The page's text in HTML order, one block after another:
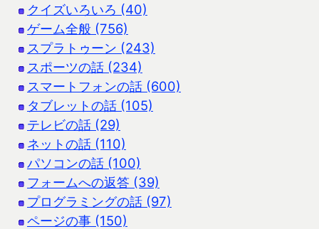
クイズいろいろ (40)
ゲーム全般 (756)
スプラトゥーン (243)
スポーツの話 (234)
スマートフォンの話 (600)
タブレットの話 (105)
テレビの話 (29)
ネットの話 (110)
パソコンの話 (100)
フォームへの返答 (39)
プログラミングの話 (97)
ページの事 (150)